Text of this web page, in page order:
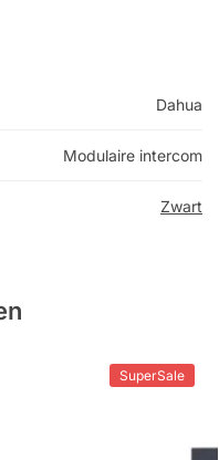
Dahua
Modulaire intercom
Zwart
SuperSale